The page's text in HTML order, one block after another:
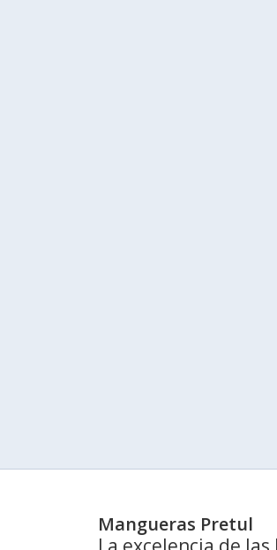
Mangueras Pretul